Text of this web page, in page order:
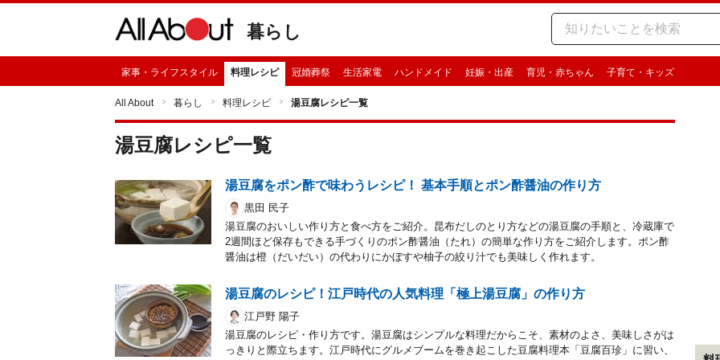
暮らし
家事・ライフスタイル 料理レシピ 冠婚葬祭 生活家電 ハンドメイド 妊娠・出産 育児・赤ちゃん 子育て・キッズ
All About 暮らし 料理レシピ 湯豆腐レシピ一覧
湯豆腐レシピ一覧
湯豆腐をポン酢で味わうレシピ！ 基本手順とポン酢醤油の作り方
黒田 民子
湯豆腐のおいしい作り方と食べ方をご紹介。昆布だしのとり方などの湯豆腐の手順と、冷蔵庫で
2週間ほど保存もできる手づくりのポン酢醤油（たれ）の簡単な作り方をご紹介します。ポン酢
醤油は橙（だいだい）の代わりにかぼすや柚子の絞り汁でも美味しく作れます。
湯豆腐のレシピ！江戸時代の人気料理「極上湯豆腐」の作り方
江戸野 陽子
湯豆腐のレシピ・作り方です。湯豆腐はシンプルな料理だからこそ、素材のよさ、美味しさがは
っきりと際立ちます。江戸時代にグルメブームを巻き起こした豆腐料理本「豆腐百珍」に習い、